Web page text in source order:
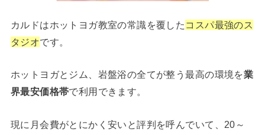
カルドはホットヨガ教室の常識を覆した コスパ最強のス
タジオです。
ホットヨガとジム、岩盤浴の全てが整う最高の環境を業
界最安価格帯で利用できます。
現に月会費がとにかく安いと評判を呼んでいて、20～